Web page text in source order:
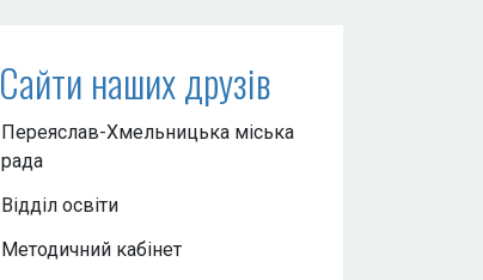
Сайти наших друзів
Переяслав-Хмельницька міська
рада
Відділ освіти
Методичний кабінет